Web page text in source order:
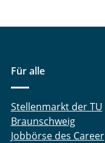
Für alle
Stellenmarkt der TU
Braunschweig
Jobbörse des Career